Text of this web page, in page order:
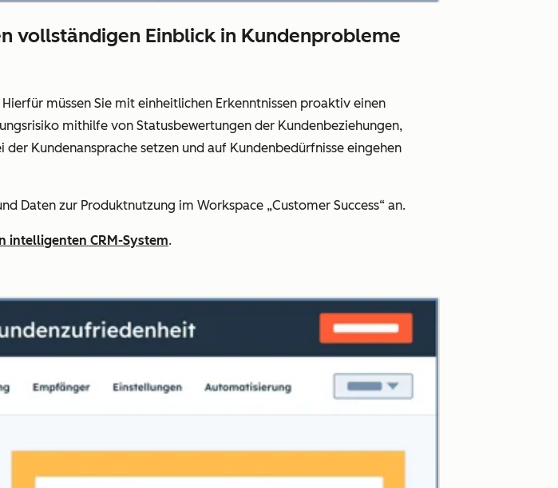
vollständigen Einblick in Kundenprobleme
müssen Sie mit einheitlichen Erkenntnissen proaktiv einen
mithilfe von Statusbewertungen der Kundenbeziehungen,
Kundenansprache setzen und auf Kundenbedürfnisse eingehen
Daten zur Produktnutzung im Workspace „Customer Success“ an.
intelligenten CRM-System.